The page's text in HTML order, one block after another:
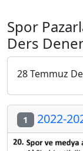
Spor
Ders
28 Temmuz
1 2022-